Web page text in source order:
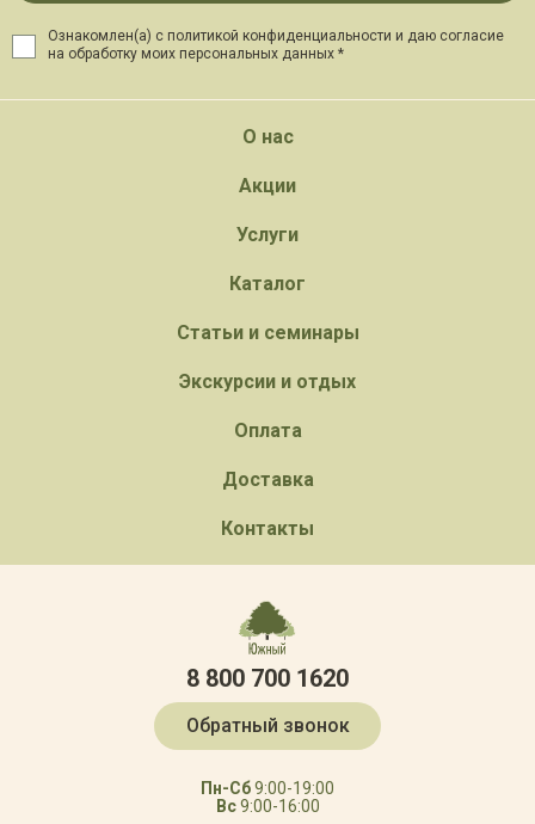
Ознакомлен(а) с политикой конфиденциальности и даю согласие
на обработку моих персональных данных *
О нас
Акции
Услуги
Каталог
Статьи и семинары
Экскурсии и отдых
Оплата
Доставка
Контакты
8 800 700 1620
Обратный звонок
Пн-Сб9:00-19:00
Вс9:00-16:00